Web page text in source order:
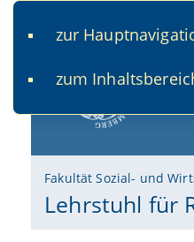
zur
zum
Fakultät Sozial- und
Lehrstuhl für